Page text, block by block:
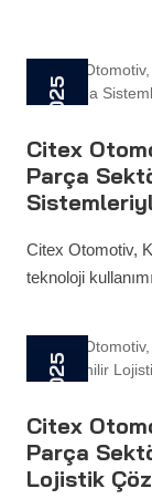
28 Mayıs 2025
Citex
Parça
Citex Otomotiv,
teknoloji
28 Mayıs 2025
Citex
Parça
Lojistik